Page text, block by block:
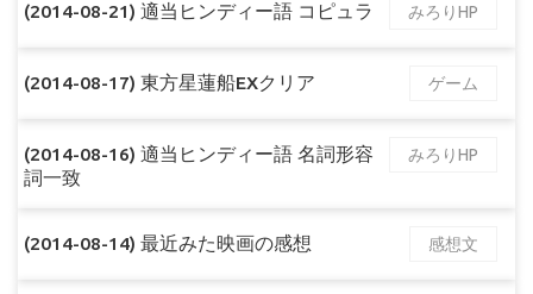
(2014-08-21) 適当ヒンディー語 コピュラ みろりHP
(2014-08-17) 東方星蓮船EXクリア ゲーム
(2014-08-16) 適当ヒンディー語 名詞形容
詞一致
みろりHP
(2014-08-14) 最近みた映画の感想 感想文